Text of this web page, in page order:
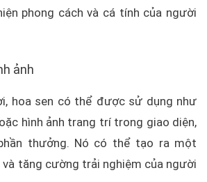
phong cách và cá tính của người
ảnh
hoa sen có thể được sử dụng như
hình ảnh trang trí trong giao diện,
thưởng. Nó có thể tạo ra một
tăng cường trải nghiệm của người